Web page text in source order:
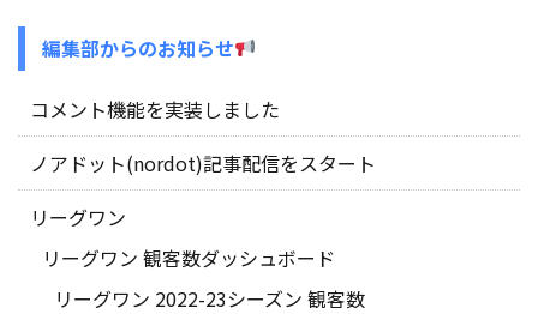
編集部からのお知らせ
コメント機能を実装しました
ノアドット(nordot)記事配信をスタート
リーグワン
リーグワン 観客数ダッシュボード
リーグワン 2022-23シーズン 観客数